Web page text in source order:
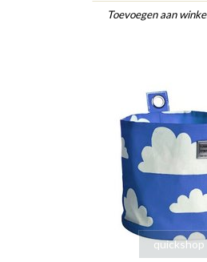
Toevoegen aan
quickshop